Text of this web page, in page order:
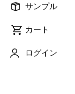
サンプル
カート
ログイン
当社事業所の確
旧させるとして
に御礼申し上げま